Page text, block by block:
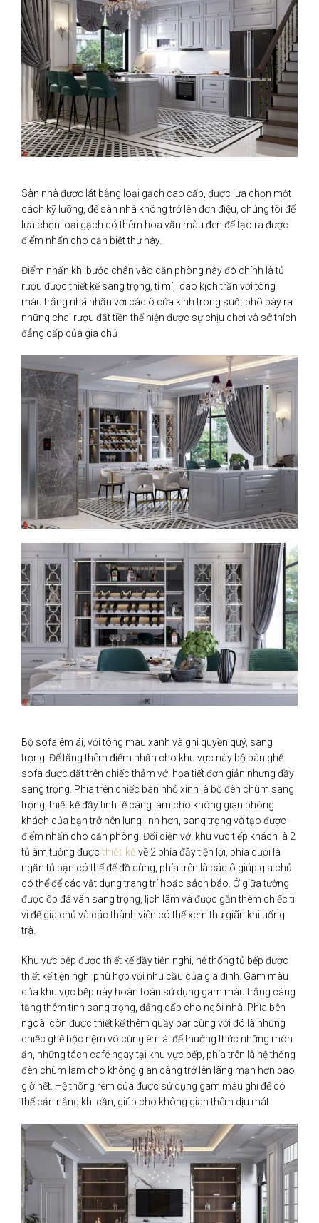
Sàn nhà được lát bằng loại gạch cao cấp, được lựa chọn một
cách kỹ lưỡng, để sàn nhà không trở lên đơn điệu, chúng tôi để
lựa chọn loại gạch có thêm hoa văn màu đen để tạo ra được
điểm nhấn cho căn biệt thự này.
Điểm nhấn khi bước chân vào căn phòng này đó chính là tủ
rượu được thiết kế sang trọng, tỉ mỉ, cao kịch trần với tông
màu trắng nhã nhặn với các ô cửa kính trong suốt phô bày ra
những chai rượu đắt tiền thể hiện được sự chịu chơi và sở thích
đẳng cấp của gia chủ
Bộ sofa êm ái, với tông màu xanh và ghi quyền quý, sang
trọng. Để tăng thêm điểm nhấn cho khu vực này bộ bàn ghế
sofa được đặt trên chiếc thảm với họa tiết đơn giản nhưng đầy
sang trọng. Phía trên chiếc bàn nhỏ xinh là bộ đèn chùm sang
trọng, thiết kế đầy tinh tế càng làm cho không gian phòng
khách của bạn trở nên lung linh hơn, sang trọng và tạo được
điểm nhấn cho căn phòng. Đối diện với khu vực tiếp khách là 2
tủ âm tường được thiết kế về 2 phía đầy tiện lợi, phía dưới là
ngăn tủ bạn có thể để đồ dùng, phía trên là các ô giúp gia chủ
có thể để các vật dụng trang trí hoặc sách báo. Ở giữa tường
được ốp đá vân sang trọng, lịch lãm và được gắn thêm chiếc ti
vi để gia chủ và các thành viên có thể xem thư giãn khi uống
trà.
Khu vực bếp được thiết kế đầy tiện nghi, hệ thống tủ bếp được
thiết kế tiện nghi phù hợp với nhu cầu của gia đình. Gam màu
của khu vực bếp này hoàn toàn sử dụng gam màu trắng càng
tăng thêm tính sang trọng, đẳng cấp cho ngôi nhà. Phía bên
ngoài còn được thiết kế thêm quầy bar cùng với đó là những
chiếc ghế bộc nệm vô cùng êm ái để thưởng thức những món
ăn, những tách café ngay tại khu vực bếp, phía trên là hệ thống
đèn chùm làm cho không gian càng trở lên lãng mạn hơn bao
giờ hết. Hệ thống rèm của được sử dụng gam màu ghi để có
thể cản nắng khi cần, giúp cho không gian thêm dịu mát